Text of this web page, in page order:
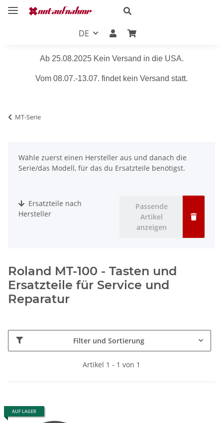
DE
Ab 25.08.2025 Kein Versand in die USA.
Vom 08.07.-13.07. findet kein Versand statt.
MT-Serie
Wähle zuerst einen Hersteller aus und danach die
Serie/das Modell, für das du Ersatzteile benötigst.
Ersatzteile nach
Hersteller
Passende
Artikel
anzeigen
Roland MT-100 - Tasten und
Ersatzteile für Service und
Reparatur
Filter und Sortierung
Artikel 1 - 1 von 1
AUF LAGER